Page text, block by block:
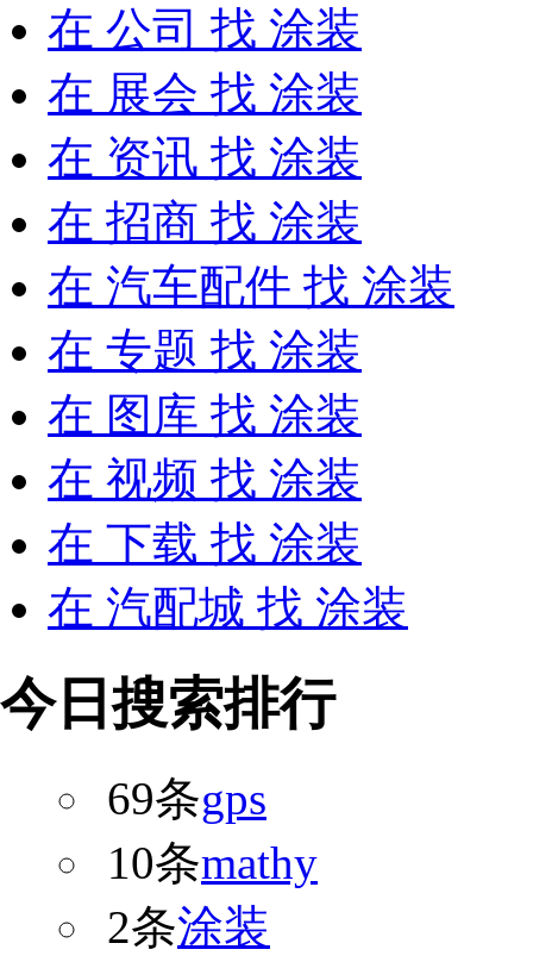
在 公司 找 涂装
在 展会 找 涂装
在 资讯 找 涂装
在 招商 找 涂装
在 汽车配件 找 涂装
在 专题 找 涂装
在 图库 找 涂装
在 视频 找 涂装
在 下载 找 涂装
在 汽配城 找 涂装
今日搜索排行
69条gps
10条mathy
2条涂装